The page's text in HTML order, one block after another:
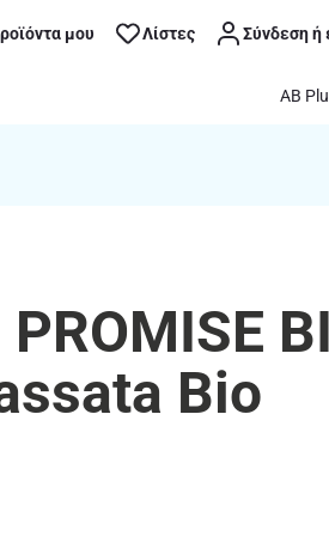
μου Λίστες Σύνδεση ή
AB
Bio